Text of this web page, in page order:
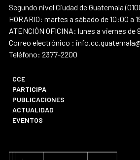
Segundo nivel Ciudad de Guatemala
HORARIO: martes a sábado de 10:00 a
ATENCIÓN OFICINA: lunes a viernes de
Correo electrónico :
Teléfono: 2377-2200
CCE
PARTICIPA
PUBLICACIONES
ACTUALIDAD
EVENTOS